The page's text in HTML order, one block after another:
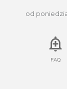
od
FAQ